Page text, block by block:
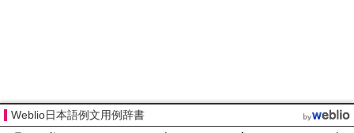
Weblio日本語例文用例辞書